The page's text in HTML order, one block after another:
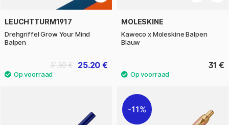
LEUCHTTURM1917
Drehgriffel Grow Your Mind
Balpen
25.20 €
31.50 €
MOLESKINE
Kaweco x Moleskine Balpen
Blauw
31 €
11%